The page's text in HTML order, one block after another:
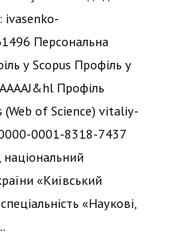
ivasenko-
Персональна
у Scopus Профіль у
Профіль
of Science) vitaliy-
0001-8318-7437
«Київський
«Наукові,